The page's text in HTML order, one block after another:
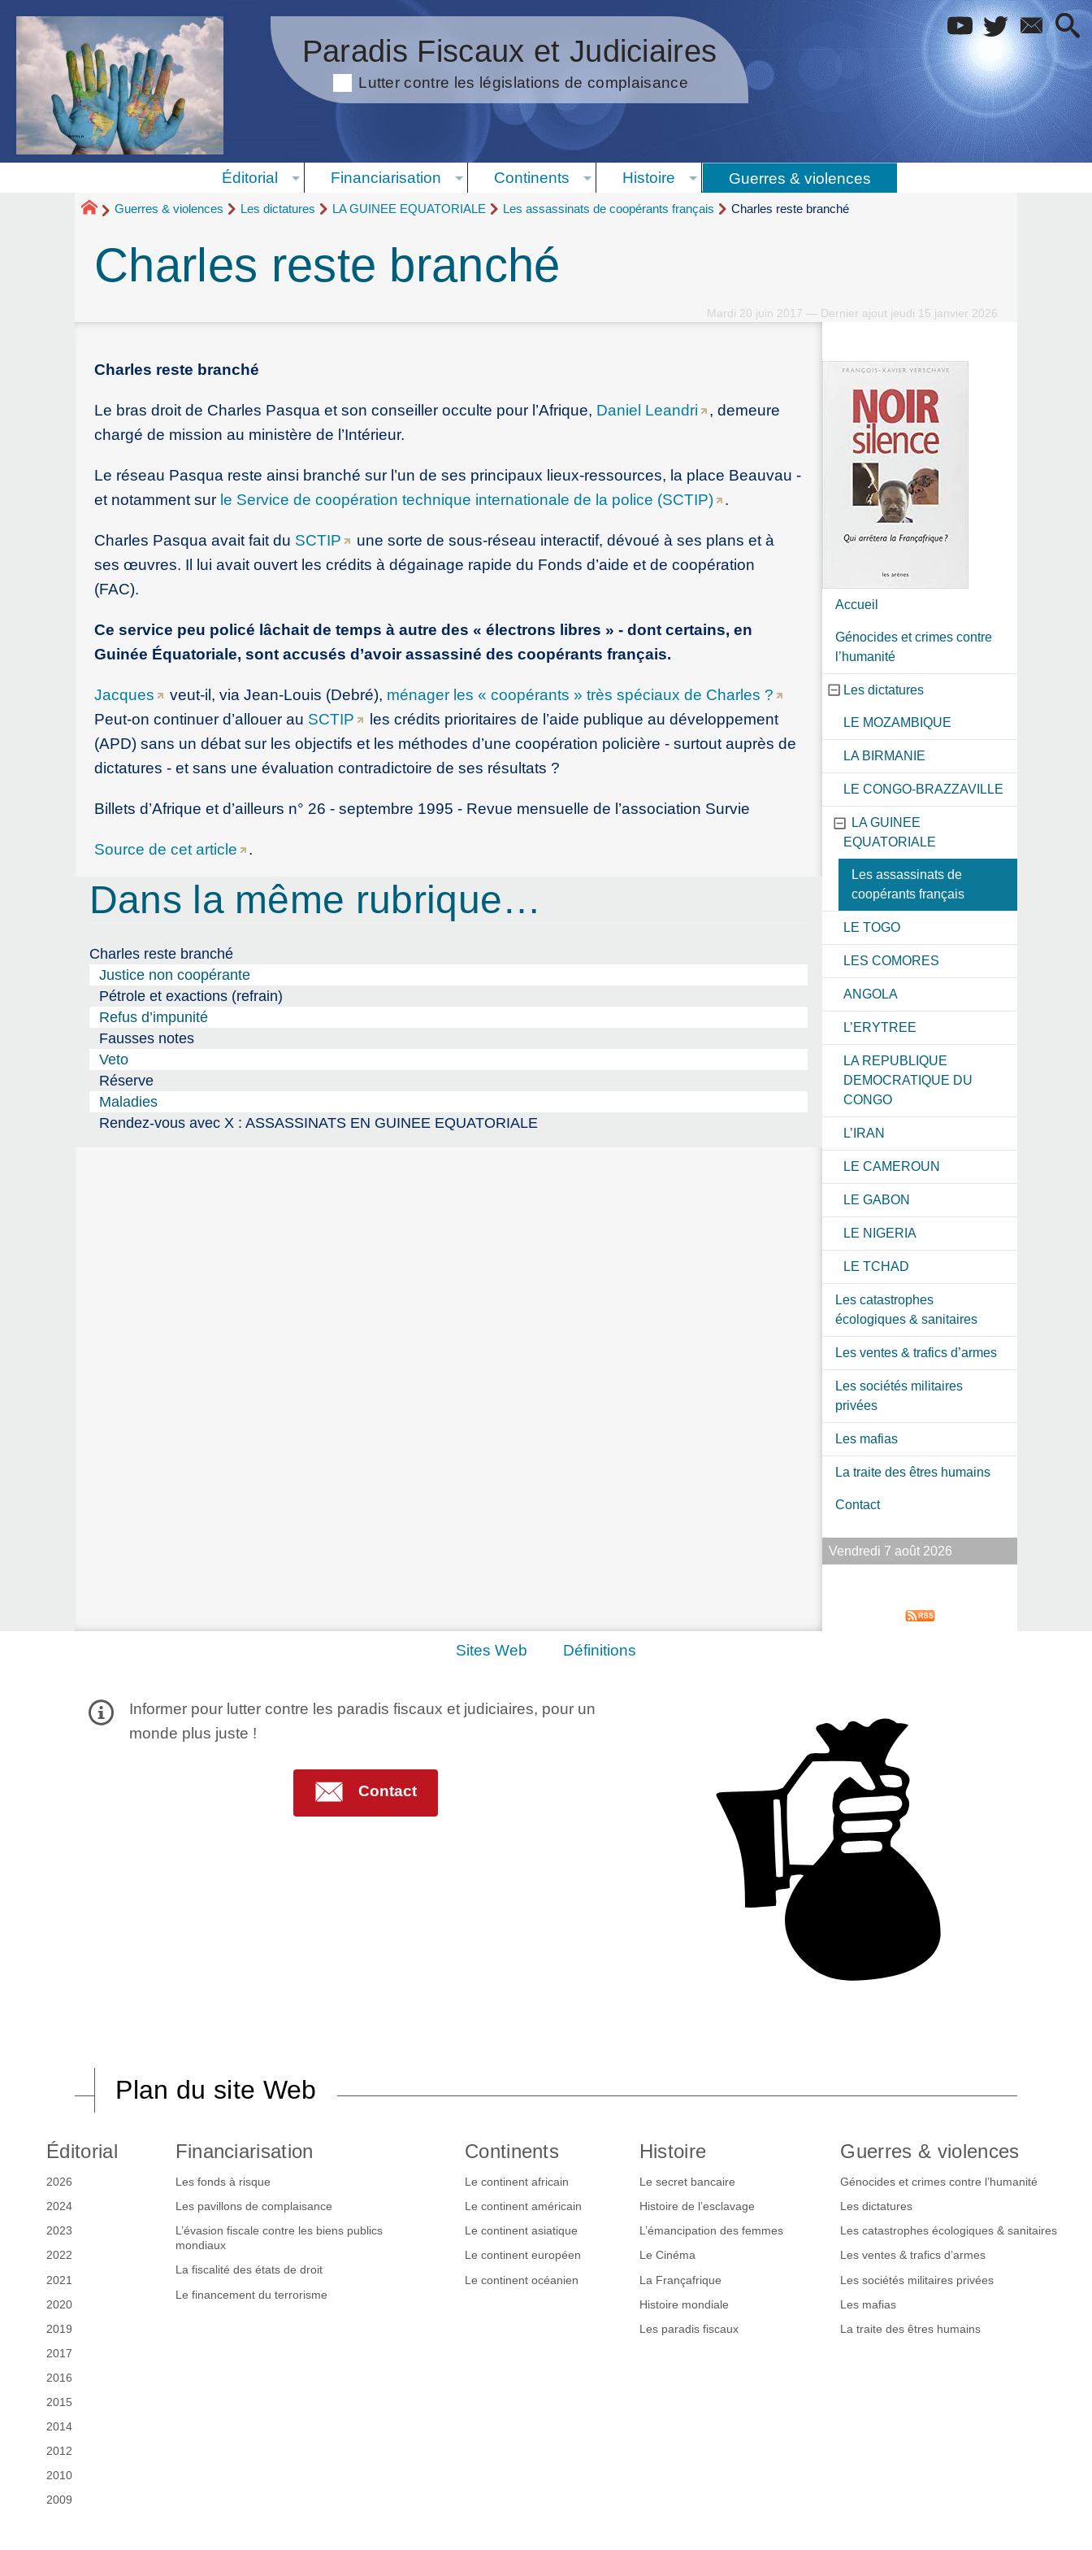
Paradis Fiscaux et Judiciaires
Lutter contre les législations de complaisance
Éditorial Financiarisation Continents Histoire Guerres & violences
Guerres & violences Les dictatures LA GUINEE EQUATORIALE Les assassinats de coopérants français Charles reste branché
Charles reste branché
Mardi 20 juin 2017 — Dernier ajout jeudi 15 janvier 2026
Charles reste branché
Le bras droit de Charles Pasqua et son conseiller occulte pour l’Afrique, Daniel Leandri
, demeure
chargé de mission au ministère de l’Intérieur.
Le réseau Pasqua reste ainsi branché sur l’un de ses principaux lieux-ressources, la place Beauvau -
et notamment sur le Service de coopération technique internationale de la police (SCTIP) .
Charles Pasqua avait fait du SCTIP
une sorte de sous-réseau interactif, dévoué à ses plans et à
ses œuvres. Il lui avait ouvert les crédits à dégainage rapide du Fonds d’aide et de coopération
(FAC).
Ce service peu policé lâchait de temps à autre des « électrons libres » - dont certains, en
Guinée Équatoriale, sont accusés d’avoir assassiné des coopérants français.
Jacques veut-il, via Jean-Louis (Debré), ménager les « coopérants » très spéciaux de Charles ?
Peut-on continuer d’allouer au SCTIP
les crédits prioritaires de l’aide publique au développement
(APD) sans un débat sur les objectifs et les méthodes d’une coopération policière - surtout auprès de
dictatures - et sans une évaluation contradictoire de ses résultats ?
Billets d’Afrique et d’ailleurs n° 26 - septembre 1995 - Revue mensuelle de l’association Survie
Source de cet article .
Dans la même rubrique…
Charles reste branché
Justice non coopérante
Pétrole et exactions (refrain)
Refus d’impunité
Fausses notes
Veto
Réserve
Maladies
Rendez-vous avec X : ASSASSINATS EN GUINEE EQUATORIALE
Accueil
Génocides et crimes contre
l’humanité
Les dictatures
LE MOZAMBIQUE
LA BIRMANIE
LE CONGO-BRAZZAVILLE
LA GUINEE
EQUATORIALE
Les assassinats de
coopérants français
LE TOGO
LES COMORES
ANGOLA
L’ERYTREE
LA REPUBLIQUE
DEMOCRATIQUE DU
CONGO
L’IRAN
LE CAMEROUN
LE GABON
LE NIGERIA
LE TCHAD
Les catastrophes
écologiques & sanitaires
Les ventes & trafics d’armes
Les sociétés militaires
privées
Les mafias
La traite des êtres humains
Contact
Vendredi 7 août 2026
Sites Web Définitions
Informer pour lutter contre les paradis fiscaux et judiciaires, pour un
monde plus juste !
Contact
Plan du site Web
Éditorial
2026
2024
2023
2022
2021
2020
2019
2017
2016
2015
2014
2012
2010
2009
Financiarisation
Les fonds à risque
Les pavillons de complaisance
L’évasion fiscale contre les biens publics
mondiaux
La fiscalité des états de droit
Le financement du terrorisme
Continents
Le continent africain
Le continent américain
Le continent asiatique
Le continent européen
Le continent océanien
Histoire
Le secret bancaire
Histoire de l’esclavage
L’émancipation des femmes
Le Cinéma
La Françafrique
Histoire mondiale
Les paradis fiscaux
Guerres & violences
Génocides et crimes contre l’humanité
Les dictatures
Les catastrophes écologiques & sanitaires
Les ventes & trafics d’armes
Les sociétés militaires privées
Les mafias
La traite des êtres humains